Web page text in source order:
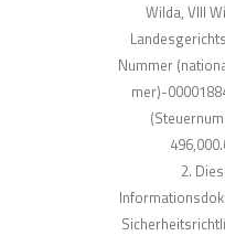
Wilda, VIII
Nummer
mer)-